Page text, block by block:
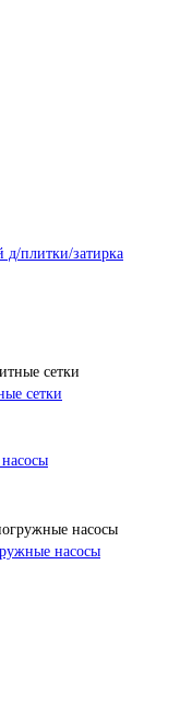
д/плитки/затирка
сетки
насосы